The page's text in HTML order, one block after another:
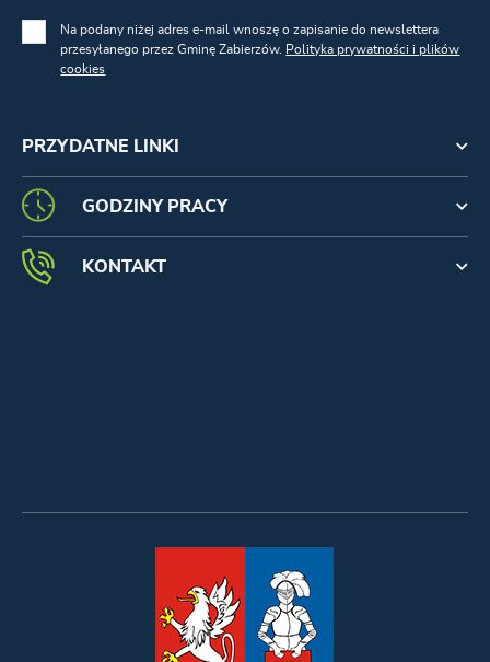
PRZYDATNE LINKI
Na podany niżej adres e-mail wnoszę o zapisanie do newslettera
przesyłanego przez Gminę Zabierzów. Polityka prywatności i plików
cookies
GODZINY PRACY
KONTAKT